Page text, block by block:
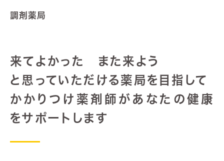
調剤薬局
来てよかった また来よう
と思っていただける薬局を目指して
かかりつけ薬剤師があなたの健康
をサポートします